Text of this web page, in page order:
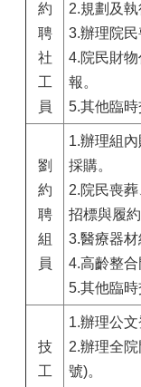
約
聘
社
工
員
2.規劃及執
3.辦理院民
4.院民財
報。
5.其他臨時
劉
約
聘
組
員
1.辦理組
採購。
2.院民喪
招標與履
3.醫療器材
4.高齡整合
5.其他臨時
技
工
1.辦理公文
2.辦理全
號)。